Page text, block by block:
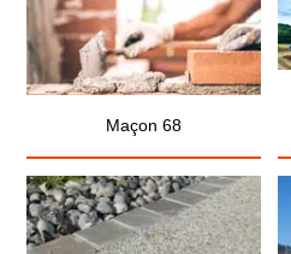
Maçon 68